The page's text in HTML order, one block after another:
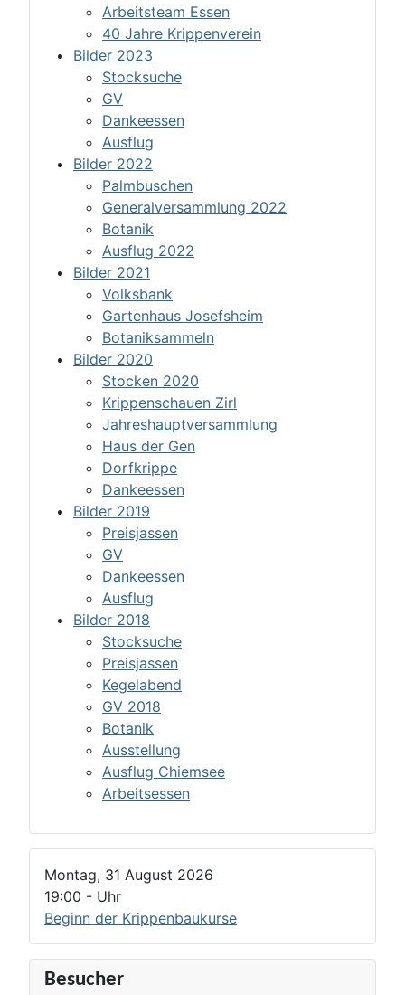
Arbeitsteam Essen
40 Jahre Krippenverein
Bilder 2023
Stocksuche
GV
Dankeessen
Ausflug
Bilder 2022
Palmbuschen
Generalversammlung 2022
Botanik
Ausflug 2022
Bilder 2021
Volksbank
Gartenhaus Josefsheim
Botaniksammeln
Bilder 2020
Stocken 2020
Krippenschauen Zirl
Jahreshauptversammlung
Haus der Gen
Dorfkrippe
Dankeessen
Bilder 2019
Preisjassen
GV
Dankeessen
Ausflug
Bilder 2018
Stocksuche
Preisjassen
Kegelabend
GV 2018
Botanik
Ausstellung
Ausflug Chiemsee
Arbeitsessen
Montag, 31 August 2026
19:00 - Uhr
Beginn der Krippenbaukurse
Besucher